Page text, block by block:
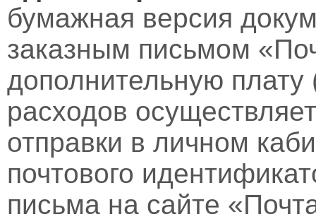
бумажная версия
заказным письмом
дополнительную
расходов
отправки в личном
почтового
письма на сайте